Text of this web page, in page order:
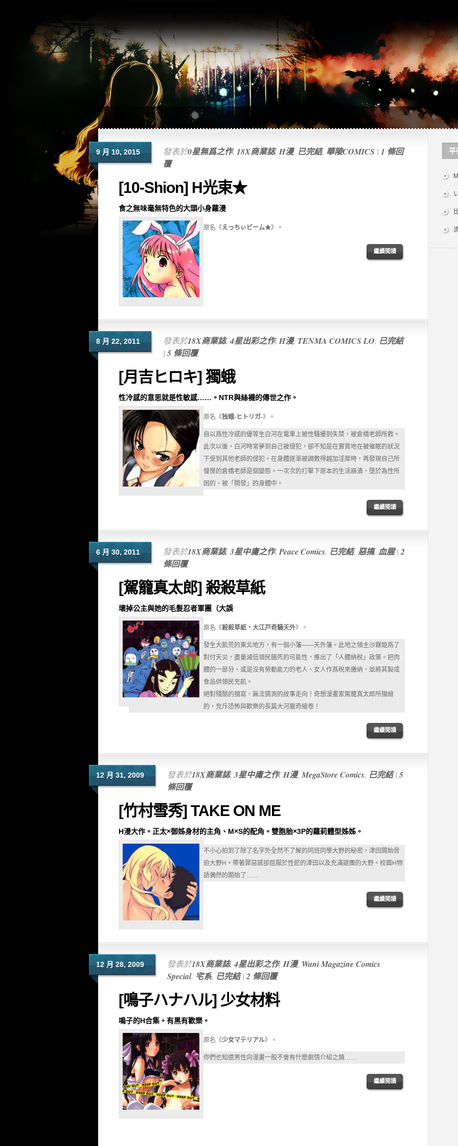
9 月 10, 2015 發表於0星無爲之作, 18X商業誌, H漫, 已完結, 華陵COMICS | 1 條回
覆
[10-Shion] H光束★
食之無味毫無特色的大頭小身蘿漫
原名《えっちぃビーム★》。
繼續閲讀
8 月 22, 2011 發表於18X商業誌, 4星出彩之作, H漫, TENMA COMICS LO, 已完結
| 5 條回覆
[月吉ヒロキ] 獨蛾
性冷感的意思就是性敏感……。NTR與絲襪的傳世之作。
原名《独蛾-ヒトリガ-》。
自以爲性冷感的優等生白河在電車上被性騷擾到失禁，被倉橋老師所救。
此次以後，白河時常夢到自己被侵犯，卻不知是在實質地在被催眠的狀況
下受到其他老師的侵犯。在身體逐漸被調教得越加淫糜時，再發現自己所
憧憬的倉橋老師是個變態。一次次的打擊下原本的生活崩潰，墮於為性所
困的、被「開發」的身體中。
繼續閲讀
6 月 30, 2011 發表於18X商業誌, 3星中庸之作, Peace Comics, 已完結, 惡搞, 血腥| 2
條回覆
[駕籠真太郎] 殺殺草紙
壞掉公主與她的毛髮忍者軍團（大誤
原名《殺殺草紙・大江戸奇騒天外》。
發生大飢荒的東北地方，有一個小藩——天外藩。此地之領主沙霧姫爲了
對付天災，盡量減低領民餓死的可能性，推出了「人體納稅」政策。把肉
體的一部分、或是沒有勞動能力的老人、女人作爲稅來繳納，並將其製成
食品供領民充飢。
絕對殘酷的描寫、無法猜測的故事走向！奇想漫畫家駕籠真太郎所描繪
的，充斥恐怖與歡樂的長篇大河獵奇繪卷！
繼續閲讀
12 月 31, 2009 發表於18X商業誌, 3星中庸之作, H漫, MegaStore Comics, 已完結| 5
條回覆
[竹村雪秀] TAKE ON ME
H漫大作。正太×御姊身材的主角、M×S的配角。雙胞胎×3P的蘿莉體型姊姊。
不小心拍到了除了名字外全然不了解的同班同學大野的秘密，津田開始脅
迫大野H。帶著罪惡感卻屈服於性慾的津田以及充滿謎團的大野。校園H物
語偶然的開始了……
繼續閲讀
12 月 28, 2009 發表於18X商業誌, 4星出彩之作, H漫, Wani Magazine Comics
Special, 宅系, 已完結| 2 條回覆
[鳴子ハナハル] 少女材料
鳴子的H合集。有黑有歡樂。
原名《少女マテリアル》。
你們也知道男性向漫畫一般不會有什麽劇情介紹之類……
繼續閲讀
平